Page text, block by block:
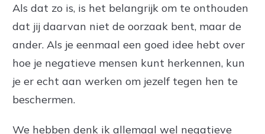
Als dat zo is, is het belangrijk om te onthouden
dat jij daarvan niet de oorzaak bent, maar de
ander. Als je eenmaal een goed idee hebt over
hoe je negatieve mensen kunt herkennen, kun
je er echt aan werken om jezelf tegen hen te
beschermen.
We hebben denk ik allemaal wel negatieve